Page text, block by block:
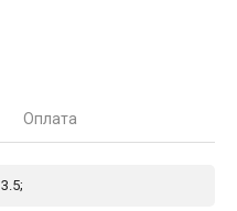
Оплата
3.5;